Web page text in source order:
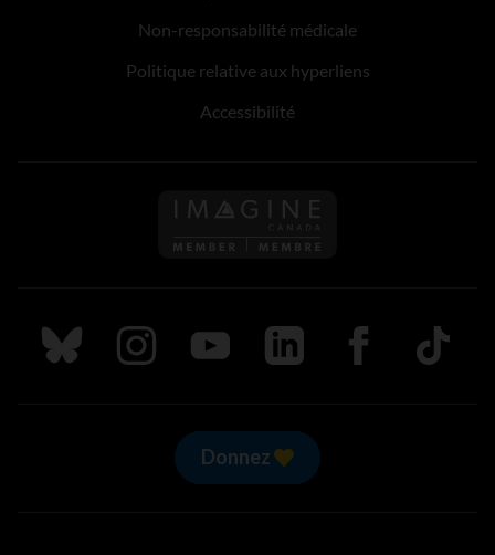
Non-responsabilité médicale
Politique relative aux hyperliens
Accessibilité
Suivez nous sur Bluesky
Suivez nous sur Instagram
Suivez nous sur Youtube
Suivez nous sur LinkedIn
Suivez nous sur
TikTok
Donnez